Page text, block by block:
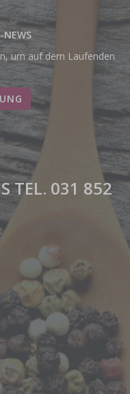
NEWS
um auf dem Laufenden
TEL. 031 852